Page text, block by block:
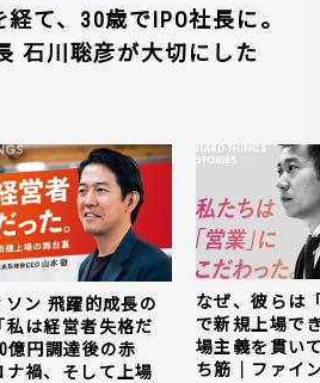
て、30歳でIPO社長に。
石川聡彦が大切にした
ソン 飛躍的成長の
私は経営者失格だ
億円調達後の赤
ナ禍、そして上場
なぜ、彼らは
で新規上場で
場主義を貫い
ち筋｜ファイ